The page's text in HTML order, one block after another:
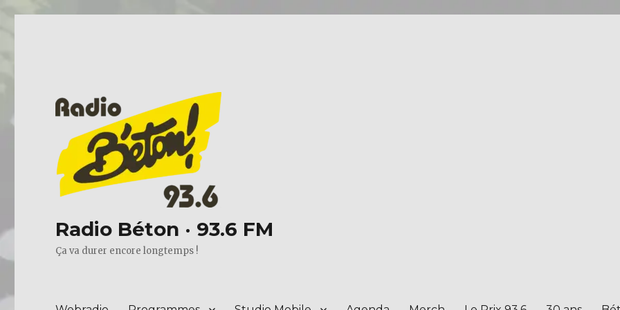
Radio Béton · 93.6 FM
Ça va durer encore longtemps !